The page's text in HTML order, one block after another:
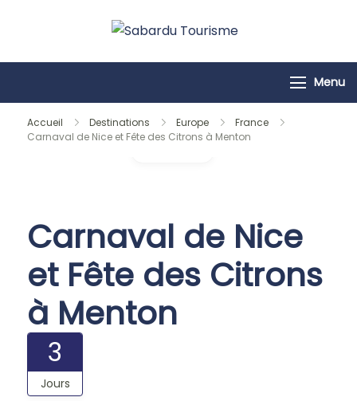
Tourisme
Menu
Accueil Destinations Europe
France
Carnaval de Nice et Fête des Citrons à Menton
Carnaval de Nice
et Fête des Citrons
à Menton
3
Jours